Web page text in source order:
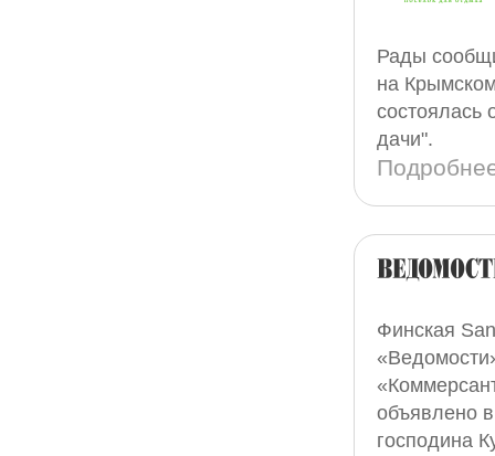
Рады
на
состоялась
дачи".
Финская
объявлено
господина